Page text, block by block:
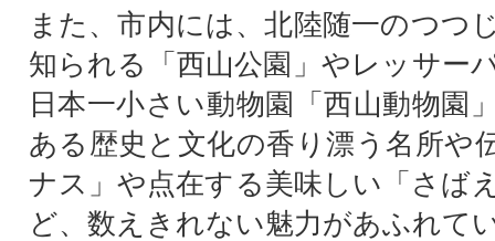
また、市内には、北陸随一のつつ
知られる「西山公園」やレッサー
日本一小さい動物園「西山動物園
ある歴史と文化の香り漂う名所や
ナス」や点在する美味しい「さば
ど、数えきれない魅力があふれて